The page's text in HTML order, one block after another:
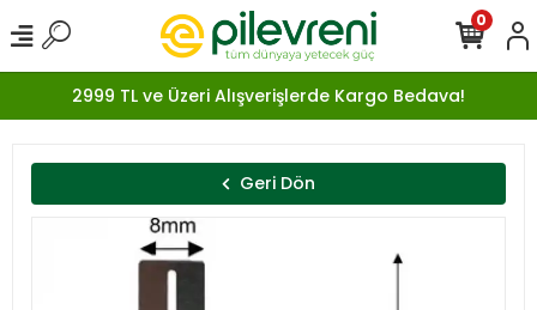
2999 TL ve Üzeri Alışverişlerde Kargo Bedava!
0
Geri Dön